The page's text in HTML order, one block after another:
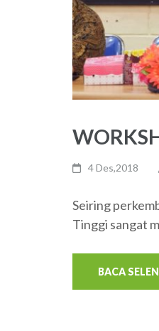
4 Des,2018
Seiring
Tinggi sangat
BACA